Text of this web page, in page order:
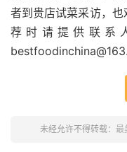
者到贵店试菜采访，
荐时请提供联系
未经允许不得转载： 最